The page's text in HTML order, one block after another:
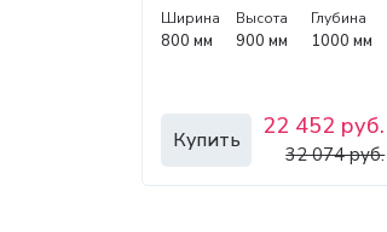
Ширина
800 мм
Высота
900 мм
Глубина
1000 мм
Купить 22 452 руб.
32 074 руб.